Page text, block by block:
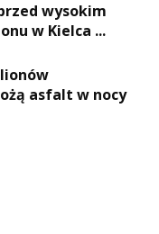
wysokim
w Kielca ...
asfalt w nocy